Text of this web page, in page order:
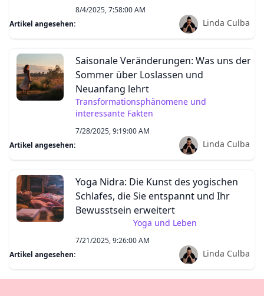
8/4/2025, 7:58:00 AM
Artikel angesehen:
Linda Culba
Saisonale Veränderungen: Was uns der
Sommer über Loslassen und
Neuanfang lehrt
Transformationsphänomene und
interessante Fakten
7/28/2025, 9:19:00 AM
Artikel angesehen:
Linda Culba
Yoga Nidra: Die Kunst des yogischen
Schlafes, die Sie entspannt und Ihr
Bewusstsein erweitert
Yoga und Leben
7/21/2025, 9:26:00 AM
Artikel angesehen:
Linda Culba